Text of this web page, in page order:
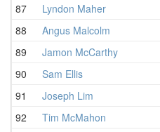
87
Lyndon Maher
88
Angus Malcolm
89
Jamon McCarthy
90
Sam Ellis
91
Joseph Lim
92
Tim McMahon